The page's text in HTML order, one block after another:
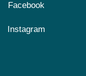
Facebook
Instagram